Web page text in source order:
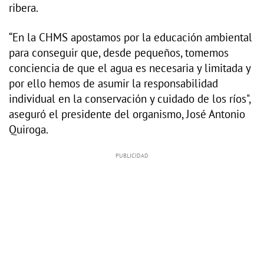
ribera.
“En la CHMS apostamos por la educación ambiental
para conseguir que, desde pequeños, tomemos
conciencia de que el agua es necesaria y limitada y
por ello hemos de asumir la responsabilidad
individual en la conservación y cuidado de los ríos",
aseguró el presidente del organismo, José Antonio
Quiroga.